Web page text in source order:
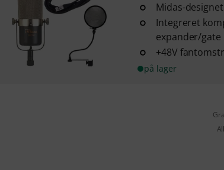
Midas-
Integreret
expander/gate
+48V
på lager